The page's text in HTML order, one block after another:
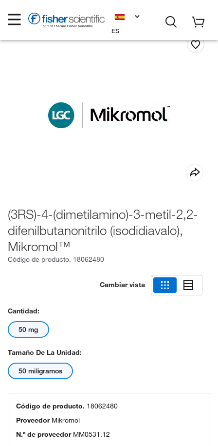
ES
(3RS)-4-(dimetilamino)-3-metil-2,2-
difenilbutanonitrilo (isodidiavalo),
Mikromol™
Código de producto. 18062480
Cambiar vista
Cantidad:
50 mg
Tamaño De La Unidad:
50 miligramos
Código de producto. 18062480
Proveedor Mikromol
N.º de proveedor MM0531.12